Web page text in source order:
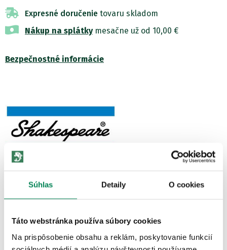
Súhlas Detaily O cookies
Táto webstránka používa súbory cookies
Na prispôsobenie obsahu a reklám, poskytovanie funkcií
Expresné doručenie tovaru skladom
Nákup na splátkymesačne už od 10,00 €
Bezpečnostné informácie
Zobraziť všetky produkty od výrobcu Shakespeare
POPIS PRODUKTU
Hľadáte dobre vyzerajúce neoprénové prsačky s praktickými